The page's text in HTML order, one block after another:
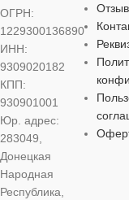
ОГРН:
1229300136890
ИНН:
9309020182
КПП:
930901001
Юр. адрес:
283049,
Донецкая
Народная
Республика,